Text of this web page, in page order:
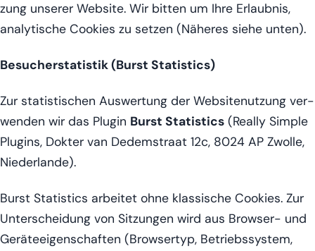
zung unse­rer Web­site. Wir bit­ten um Ihre Erlaub­nis,
ana­ly­ti­sche Coo­kies zu set­zen (Nähe­res sie­he unten).
Besu­cher­sta­tis­tik (Burst Statistics)
Zur sta­tis­ti­schen Aus­wer­tung der Web­site­nut­zung ver­
wen­den wir das Plug­in Burst Sta­tis­tics (Real­ly Simp­le
Plug­ins, Dok­ter van Dedem­s­tra­at 12c, 8024 AP Zwol­le,
Niederlande).
Burst Sta­tis­tics arbei­tet ohne klas­si­sche Coo­kies. Zur
Unter­schei­dung von Sit­zun­gen wird aus Brow­ser- und
Gerä­te­ei­gen­schaf­ten (Brow­ser­typ, Betriebs­sys­tem,